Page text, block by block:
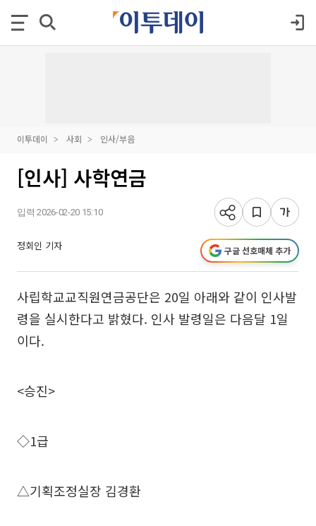
이투데이 사회 인사/부음
[인사] 사학연금
입력 2026-02-20 15:10
정회인 기자 구글 선호매체 추가
사립학교교직원연금공단은 20일 아래와 같이 인사발
령을 실시한다고 밝혔다. 인사 발령일은 다음달 1일
이다.
<승진>
◇1급
△기획조정실장 김경환